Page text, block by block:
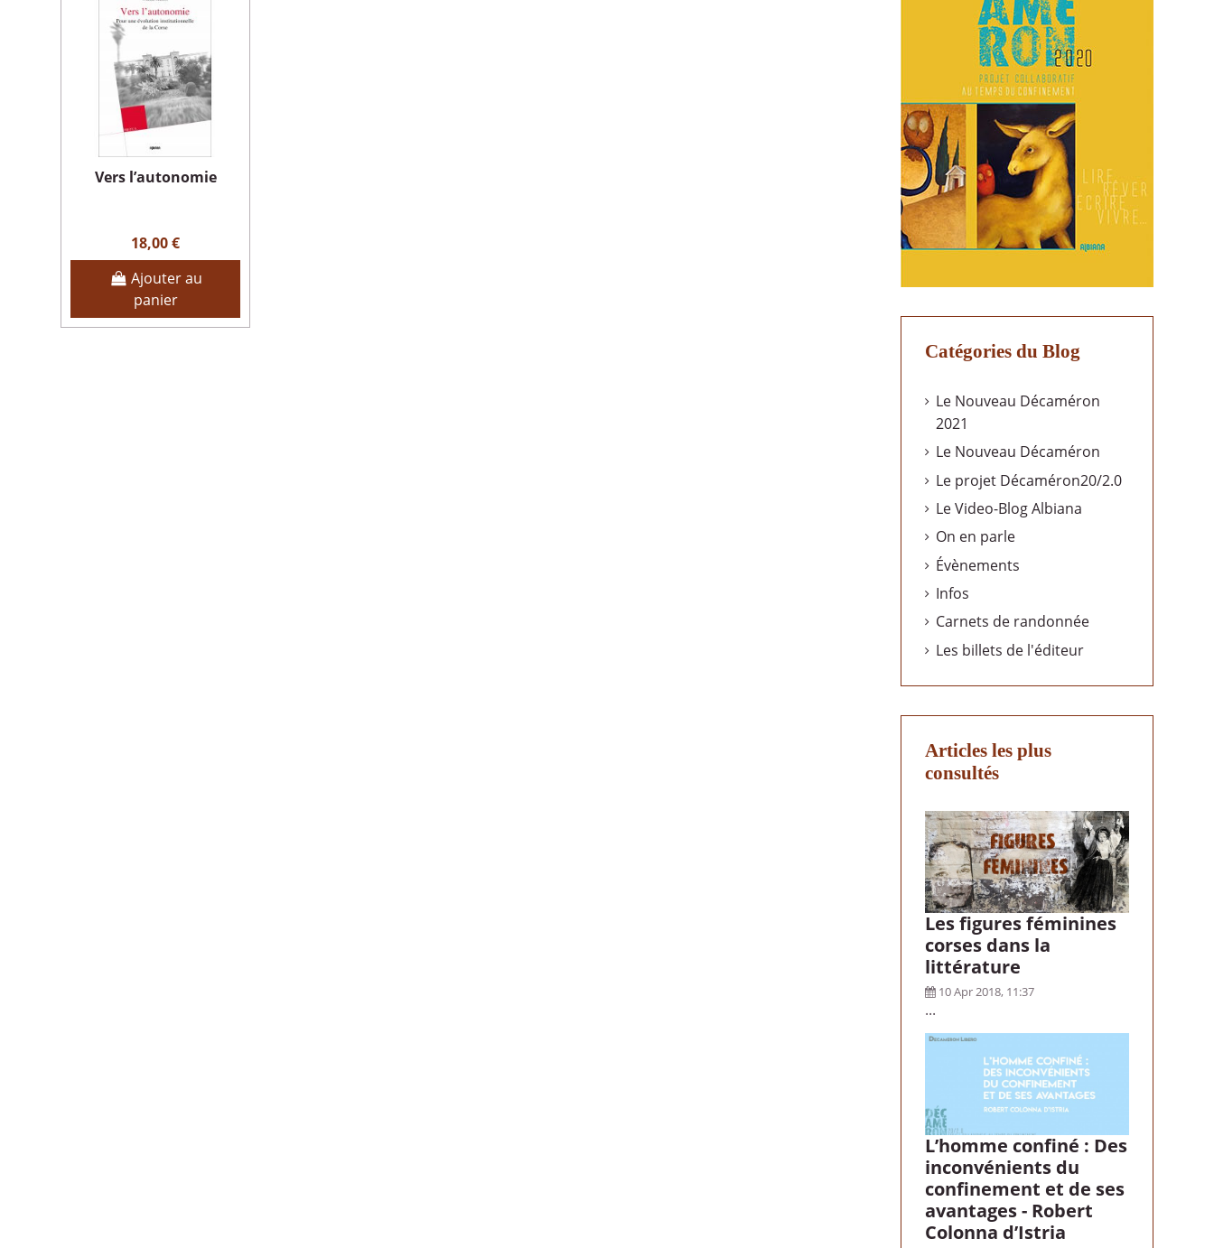
Vers l’autonomie
18,00 €
Ajouter au
panier
Catégories du Blog
Le Nouveau Décaméron
2021
Le Nouveau Décaméron
Le projet Décaméron20/2.0
Le Video-Blog Albiana
On en parle
Évènements
Infos
Carnets de randonnée
Les billets de l'éditeur
Articles les plus
consultés
Les figures féminines
corses dans la
littérature
10 Apr 2018, 11:37
...
L’homme confiné : Des
inconvénients du
confinement et de ses
avantages - Robert
Colonna d’Istria